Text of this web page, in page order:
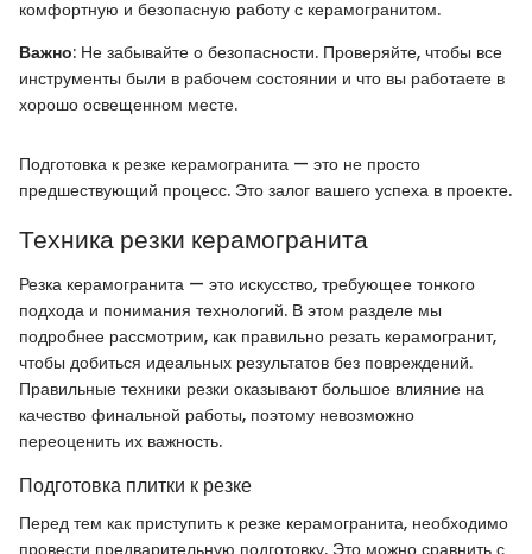
комфортную и безопасную работу с керамогранитом.
Важно: Не забывайте о безопасности. Проверяйте, чтобы все
инструменты были в рабочем состоянии и что вы работаете в
хорошо освещенном месте.
Подготовка к резке керамогранита — это не просто
предшествующий процесс. Это залог вашего успеха в проекте.
Техника резки керамогранита
Резка керамогранита — это искусство, требующее тонкого
подхода и понимания технологий. В этом разделе мы
подробнее рассмотрим, как правильно резать керамогранит,
чтобы добиться идеальных результатов без повреждений.
Правильные техники резки оказывают большое влияние на
качество финальной работы, поэтому невозможно
переоценить их важность.
Подготовка плитки к резке
Перед тем как приступить к резке керамогранита, необходимо